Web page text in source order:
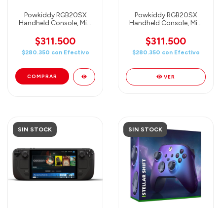
Powkiddy RGB20SX
Handheld Console, Mini
4 inch PANTALLA IPS -
16GB+128GB + 20000
Games
Consola retro portát
$311.500
$280.350 con Efectivo
Powkiddy RGB20SX
Handheld Console, Mini
4 inch PANTALLA IPS -
16GB+128GB + 20000
Games
WHITE) Consola retro
portá
$311.500
$280.350 con Efectivo
VER
SIN STOCK SIN STOCK